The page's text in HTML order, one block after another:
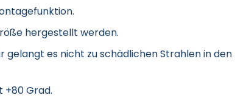
hergestellt werden.
gelangt es nicht zu schädlichen Strahlen in den
Grad.